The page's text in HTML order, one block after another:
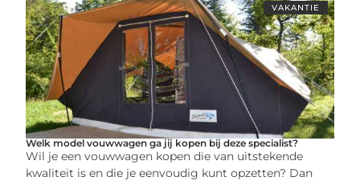
VAKANTIE
Welk model vouwwagen ga jij kopen bij deze specialist?
Wil je een vouwwagen kopen die van uitstekende
kwaliteit is en die je eenvoudig kunt opzetten? Dan